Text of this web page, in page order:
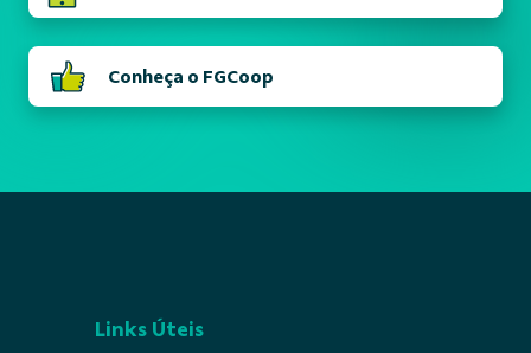
Conheça o FGCoop
Links Úteis